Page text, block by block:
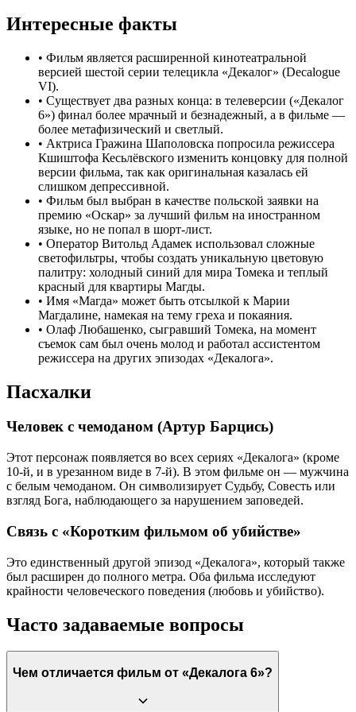
Интересные факты
• Фильм является расширенной кинотеатральной
версией шестой серии телецикла «Декалог» (Decalogue
VI).
• Существует два разных конца: в телеверсии («Декалог
6») финал более мрачный и безнадежный, а в фильме —
более метафизический и светлый.
• Актриса Гражина Шаполовска попросила режиссера
Кшиштофа Кесьлёвского изменить концовку для полной
версии фильма, так как оригинальная казалась ей
слишком депрессивной.
• Фильм был выбран в качестве польской заявки на
премию «Оскар» за лучший фильм на иностранном
языке, но не попал в шорт-лист.
• Оператор Витольд Адамек использовал сложные
светофильтры, чтобы создать уникальную цветовую
палитру: холодный синий для мира Томека и теплый
красный для квартиры Магды.
• Имя «Магда» может быть отсылкой к Марии
Магдалине, намекая на тему греха и покаяния.
• Олаф Любашенко, сыгравший Томека, на момент
съемок сам был очень молод и работал ассистентом
режиссера на других эпизодах «Декалога».
Пасхалки
Человек с чемоданом (Артур Барцись)
Этот персонаж появляется во всех сериях «Декалога» (кроме
10-й, и в урезанном виде в 7-й). В этом фильме он — мужчина
с белым чемоданом. Он символизирует Судьбу, Совесть или
взгляд Бога, наблюдающего за нарушением заповедей.
Связь с «Коротким фильмом об убийстве»
Это единственный другой эпизод «Декалога», который также
был расширен до полного метра. Оба фильма исследуют
крайности человеческого поведения (любовь и убийство).
Часто задаваемые вопросы
Чем отличается фильм от «Декалога 6»?